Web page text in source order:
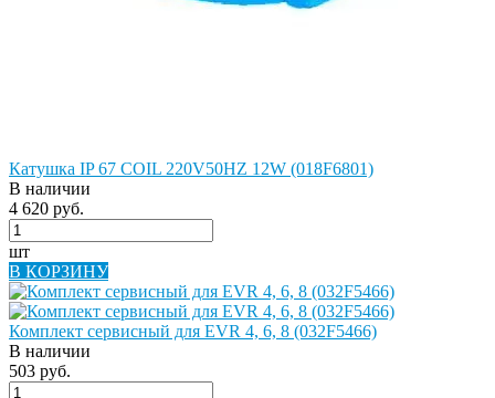
Катушка IP 67 COIL 220V50HZ 12W (018F6801)
В наличии
4 620 руб.
шт
В КОРЗИНУ
Комплект сервисный для EVR 4, 6, 8 (032F5466)
В наличии
503 руб.